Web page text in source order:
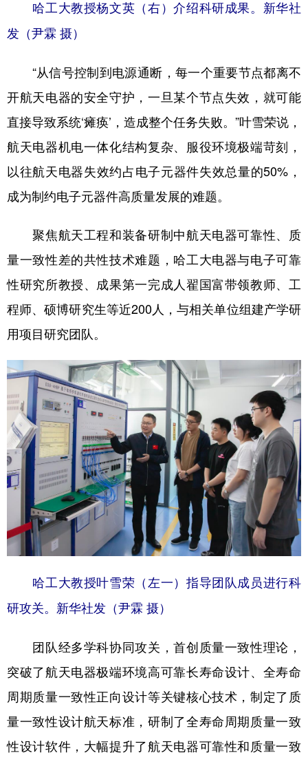
哈工大教授杨文英（右）介绍科研成果。新华社
发（尹霖 摄）
“从信号控制到电源通断，每一个重要节点都离不
开航天电器的安全守护，一旦某个节点失效，就可能
直接导致系统‘瘫痪’，造成整个任务失败。”叶雪荣说，
航天电器机电一体化结构复杂、服役环境极端苛刻，
以往航天电器失效约占电子元器件失效总量的50%，
成为制约电子元器件高质量发展的难题。
聚焦航天工程和装备研制中航天电器可靠性、质
量一致性差的共性技术难题，哈工大电器与电子可靠
性研究所教授、成果第一完成人翟国富带领教师、工
程师、硕博研究生等近200人，与相关单位组建产学研
用项目研究团队。
哈工大教授叶雪荣（左一）指导团队成员进行科
研攻关。新华社发（尹霖 摄）
团队经多学科协同攻关，首创质量一致性理论，
突破了航天电器极端环境高可靠长寿命设计、全寿命
周期质量一致性正向设计等关键核心技术，制定了质
量一致性设计航天标准，研制了全寿命周期质量一致
性设计软件，大幅提升了航天电器可靠性和质量一致